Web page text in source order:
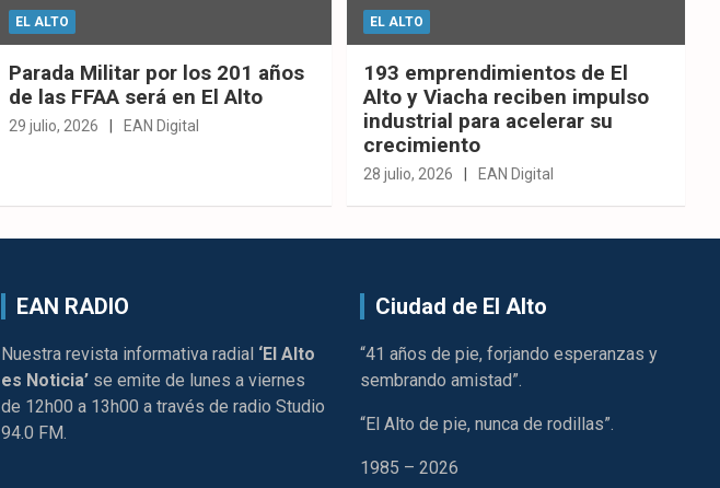
EL ALTO
Parada Militar por los 201 años
de las FFAA será en El Alto
29 julio, 2026 EAN Digital
EL ALTO
193 emprendimientos de El
Alto y Viacha reciben impulso
industrial para acelerar su
crecimiento
28 julio, 2026 EAN Digital
EAN RADIO
Nuestra revista informativa radial ‘El Alto
es Noticia’ se emite de lunes a viernes
de 12h00 a 13h00 a través de radio Studio
94.0 FM.
Ciudad de El Alto
“41 años de pie, forjando esperanzas y
sembrando amistad”.
“El Alto de pie, nunca de rodillas”.
1985 – 2026